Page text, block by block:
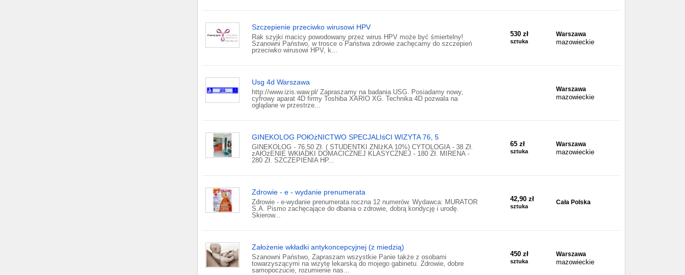
Szczepienie przeciwko wirusowi HPV
Rak szyjki macicy powodowany przez wirus HPV może być śmiertelny!
Szanowni Państwo, w trosce o Państwa zdrowie zachęcamy do szczepień
przeciwko wirusowi HPV, k...
530 zł
sztuka
Warszawa
mazowieckie
Usg 4d Warszawa
http://www.izis.waw.pl/ Zapraszamy na badania USG. Posiadamy nowy,
cyfrowy aparat 4D firmy Toshiba XARIO XG. Technika 4D pozwala na
oglądane w przestrze...
Warszawa
mazowieckie
GINEKOLOG POłOżNICTWO SPECJALIśCI WIZYTA 76, 5
GINEKOLOG - 76,50 Zł. ( STUDENTKI ZNIżKA 10%) CYTOLOGIA - 38 Zł.
zAłOżENIE WKłADKI DOMACICZNEJ KLASYCZNEJ - 180 Zł. MIRENA -
280 Zł. SZCZEPIENIA HP...
65 zł
sztuka
Warszawa
mazowieckie
Zdrowie - e - wydanie prenumerata
Zdrowie - e-wydanie prenumerata roczna 12 numerów. Wydawca: MURATOR
S.A. Pismo zachęcające do dbania o zdrowie, dobrą kondycję i urodę.
Skierow...
42,90 zł
sztuka
Cała Polska
Założenie wkładki antykoncepcyjnej (z miedzią)
Szanowni Państwo, Zapraszam wszystkie Panie także z osobami
towarzyszącymi na wizytę lekarską do mojego gabinetu. Zdrowie, dobre
samopoczucie, rozumienie nas...
450 zł
sztuka
Warszawa
mazowieckie